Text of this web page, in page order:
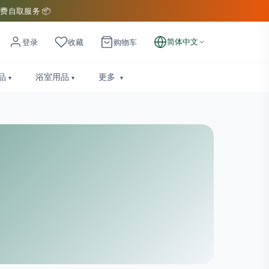
自取服务 📦
登录 收藏 购物车 简体中文
浴室用品 更多